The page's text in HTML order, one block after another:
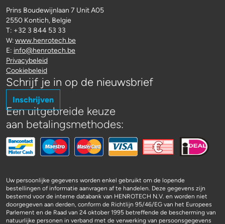
Prins Boudewijnlaan 7 Unit A05
2550 Kontich, Belgie
T: +32 3 844 53 33
W: www.henrotech.be
E: info@henrotech.be
Privacybeleid
Cookiebeleid
Schrijf je in op de nieuwsbrief
Inschrijven
Een uitgebreide keuze
aan betalingsmethodes:
Uw persoonlijke gegevens worden enkel gebruikt om de lopende
bestellingen of informatie aanvragen af te handelen. Deze gegevens zijn
bestemd voor de interne databank van HENROTECH N.V. en worden niet
doorgegeven aan derden, conform de Richtlijn 95/46/EG van het Europees
Parlement en de Raad van 24 oktober 1995 betreffende de bescherming van
natuurlijke personen in verband met de verwerking van persoonsgegevens